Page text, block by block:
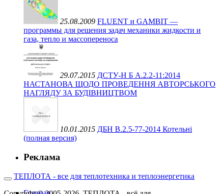
25.08.2009 FLUENT и GAMBIT —
программы для решения задач механики жидкости и
газа, тепло и массопереноса
29.07.2015 ДСТУ-Н Б А.2.2-11:2014
НАСТАНОВА ЩОДО ПРОВЕДЕННЯ АВТОРСЬКОГО
НАГЛЯДУ ЗА БУДІВНИЦТВОМ
10.01.2015 ДБН В.2.5-77-2014 Котельні
(полная версия)
Реклама
ТЕПЛОТА - все для теплотехника и теплоэнергетика